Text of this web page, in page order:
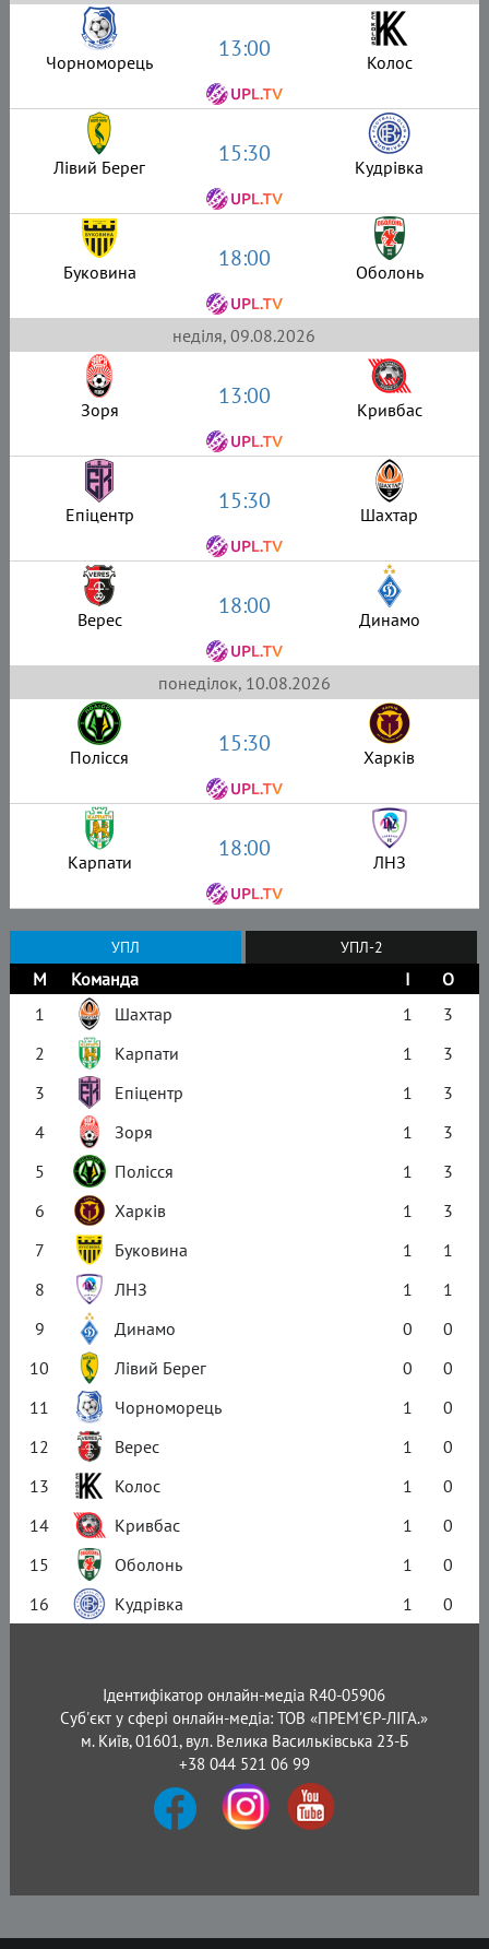
Чорноморець 13:00 Колос
Лівий Берег 15:30 Кудрівка
Буковина 18:00 Оболонь
неділя, 09.08.2026
Зоря 13:00 Кривбас
Епіцентр 15:30 Шахтар
Верес 18:00 Динамо
понеділок, 10.08.2026
Полісся 15:30 Харків
Карпати 18:00 ЛНЗ
УПЛ УПЛ-2
М Команда І
О
1
Шахтар 1
3
2
Карпати 1
3
3
Епіцентр 1
3
4
Зоря 1
3
5
Полісся 1
3
6
Харків 1
3
7
Буковина 1
1
8
ЛНЗ 1
1
9
Динамо 0
0
10
Лівий Берег 0
0
11
Чорноморець 1
0
12
Верес 1
0
13
Колос 1
0
14
Кривбас 1
0
15
Оболонь 1
0
16
Кудрівка 1 0
Ідентифікатор онлайн-медіа R40-05906
Суб'єкт у сфері онлайн-медіа: ТОВ «ПРЕМ’ЄР-ЛІГА.»
м. Київ, 01601, вул. Велика Васильківська 23-Б
+38 044 521 06 99